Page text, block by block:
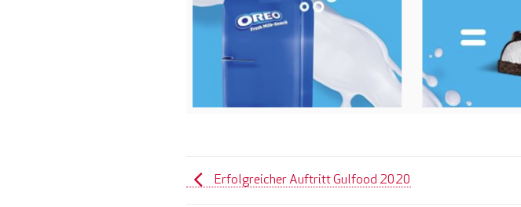
Erfolgreicher Auftritt Gulfood 2020